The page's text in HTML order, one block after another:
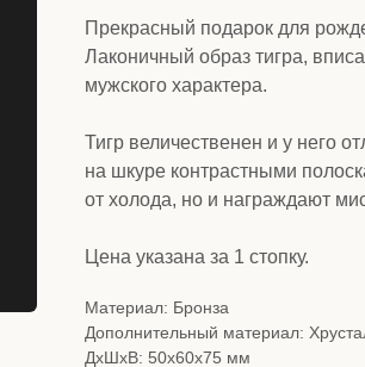
Прекрасный подарок для
Лаконичный образ тигра,
мужского характера.
Тигр величественен и у него
на шкуре контрастными
от холода, но и награждают
Цена указана за 1 стопку.
Материал: Бронза
Дополнительный материал:
ДxШxВ: 50x60x75 мм